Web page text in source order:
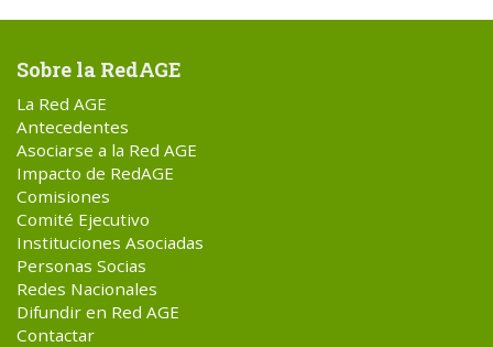
Sobre la RedAGE
La Red AGE
Antecedentes
Asociarse a la Red AGE
Impacto de RedAGE
Comisiones
Comité Ejecutivo
Instituciones Asociadas
Personas Socias
Redes Nacionales
Difundir en Red AGE
Contactar